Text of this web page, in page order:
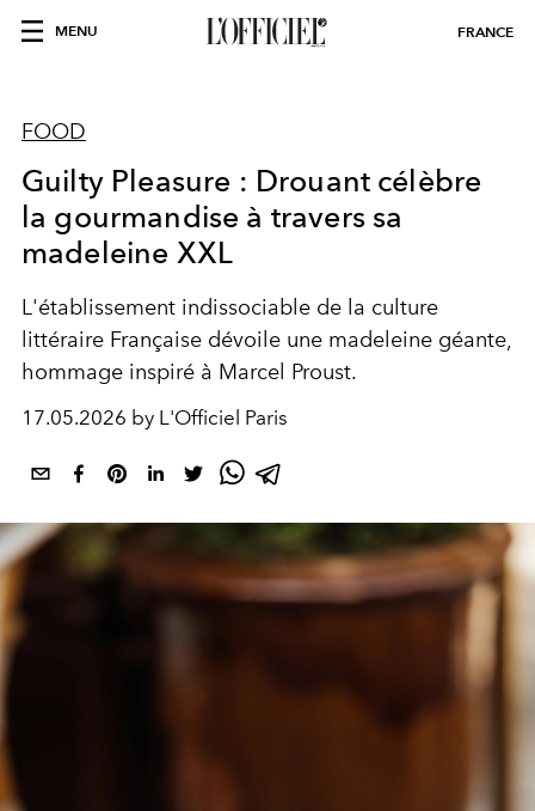
MENU FRANCE
FOOD
Guilty Pleasure : Drouant célèbre
la gourmandise à travers sa
madeleine XXL
L'établissement indissociable de la culture
littéraire Française dévoile une madeleine géante,
hommage inspiré à Marcel Proust.
17.05.2026 by L'Officiel Paris